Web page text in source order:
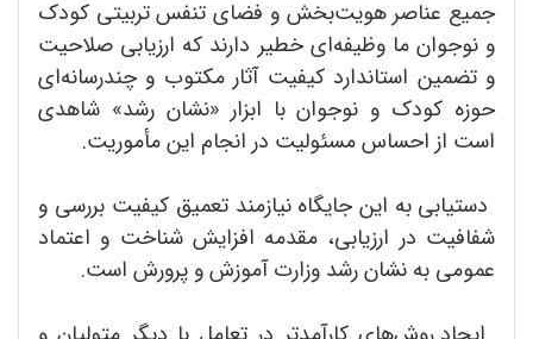
جمیع عناصر هویت‌بخش و فضای تنفس تربیتی کودک
و نوجوان ما وظیفه‌ای خطیر دارند که ارزیابی صلاحیت
و تضمین استاندارد کیفیت آثار مکتوب و چندرسانه‌ای
حوزه کودک و نوجوان با ابزار «نشان رشد» شاهدی
است از احساس مسئولیت در انجام این مأموریت.
دستیابی به این جایگاه نیازمند تعمیق کیفیت بررسی و
شفافیت در ارزیابی، مقدمه افزایش شناخت و اعتماد
عمومی به نشان رشد وزارت آموزش و پرورش است.